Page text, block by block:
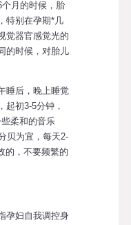
月的时候，胎
特别在孕期*几
觉器官感觉光的
的时候，对胎儿
后，晚上睡觉
起初3-5分钟，
柔和的音乐
贝为宜，每天2-
的，不要频繁的
妇自我调控身